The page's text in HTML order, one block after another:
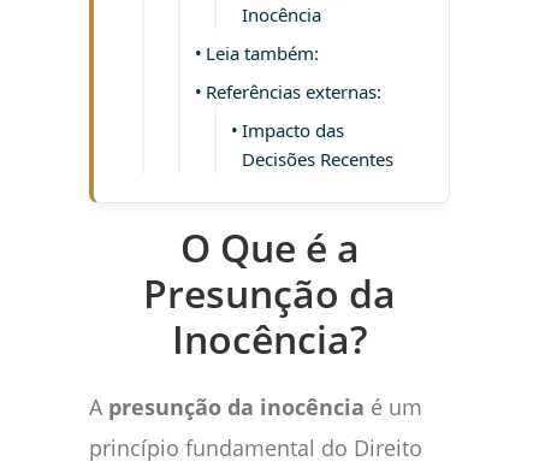
Inocência
Leia também:
Referências externas:
Impacto das
Decisões Recentes
O Que é a
Presunção da
Inocência?
A presunção da inocência é um
princípio fundamental do Direito